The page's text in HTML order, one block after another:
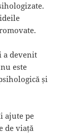
devenit
este
și
ajute pe
de viață